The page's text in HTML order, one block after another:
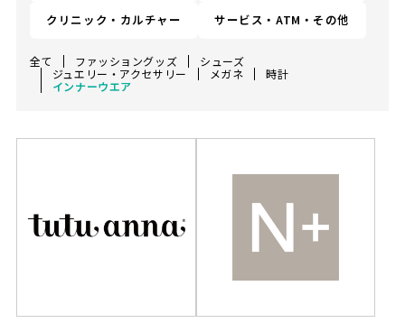
クリニック・カルチャー サービス・ATM・その他
全て ファッショングッズ
シューズ
ジュエリー・アクセサリー
メガネ
時計
インナーウエア